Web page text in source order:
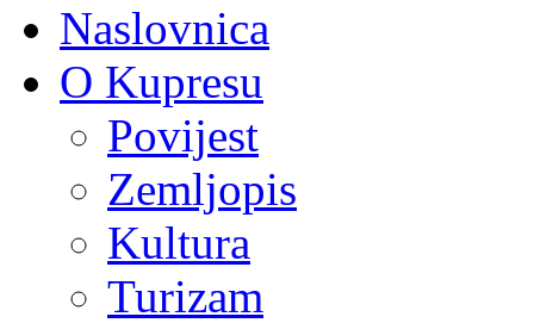
Naslovnica
O Kupresu
Povijest
Zemljopis
Kultura
Turizam